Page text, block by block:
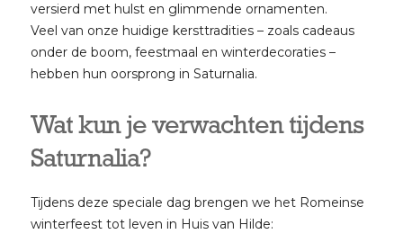
versierd met hulst en glimmende ornamenten.
Veel van onze huidige kersttradities – zoals cadeaus
onder de boom, feestmaal en winterdecoraties –
hebben hun oorsprong in Saturnalia.
Wat kun je verwachten tijdens
Saturnalia?
Tijdens deze speciale dag brengen we het Romeinse
winterfeest tot leven in Huis van Hilde: